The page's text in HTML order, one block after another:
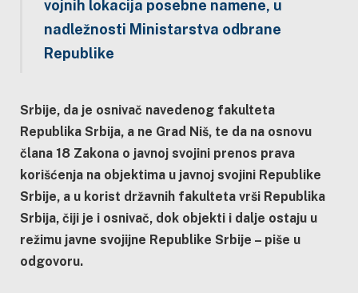
vojnih lokacija posebne namene, u
nadležnosti Ministarstva odbrane
Republike
Srbije, da je osnivač navedenog fakulteta
Republika Srbija, a ne Grad Niš, te da na osnovu
člana 18 Zakona o javnoj svojini prenos prava
korišćenja na objektima u javnoj svojini Republike
Srbije, a u korist državnih fakulteta vrši Republika
Srbija, čiji je i osnivač, dok objekti i dalje ostaju u
režimu javne svojijne Republike Srbije – piše u
odgovoru.